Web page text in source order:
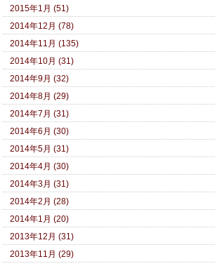
2015年1月 (51)
2014年12月 (78)
2014年11月 (135)
2014年10月 (31)
2014年9月 (32)
2014年8月 (29)
2014年7月 (31)
2014年6月 (30)
2014年5月 (31)
2014年4月 (30)
2014年3月 (31)
2014年2月 (28)
2014年1月 (20)
2013年12月 (31)
2013年11月 (29)